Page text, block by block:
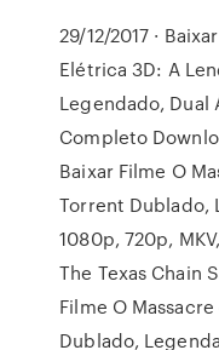
29/12/2017 ·
Elétrica 3D: A
Legendado, Dual
Completo
Baixar Filme O
Torrent Dublado,
1080p, 720p,
The Texas Chain
Filme O
Dublado,